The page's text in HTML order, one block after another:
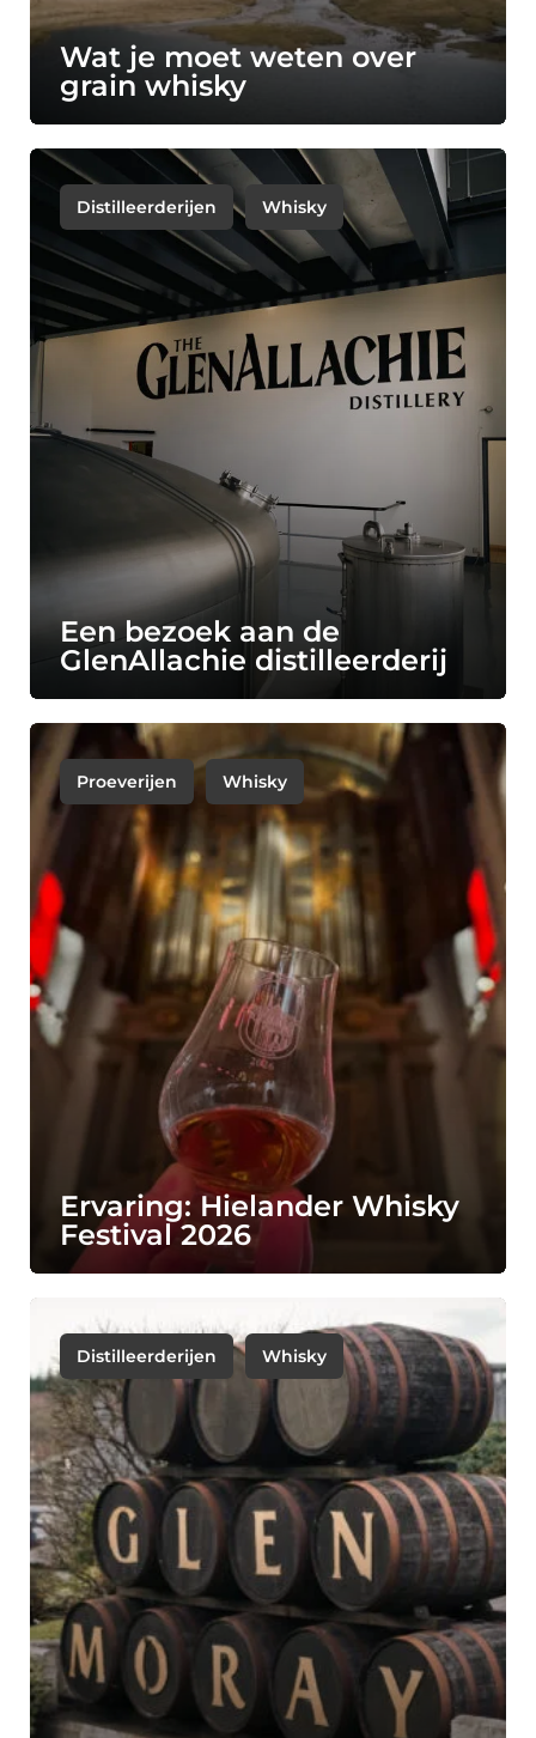
Wat je moet weten over
grain whisky
Distilleerderijen Whisky
Een bezoek aan de
GlenAllachie distilleerderij
Proeverijen Whisky
Ervaring: Hielander Whisky
Festival 2026
Distilleerderijen Whisky